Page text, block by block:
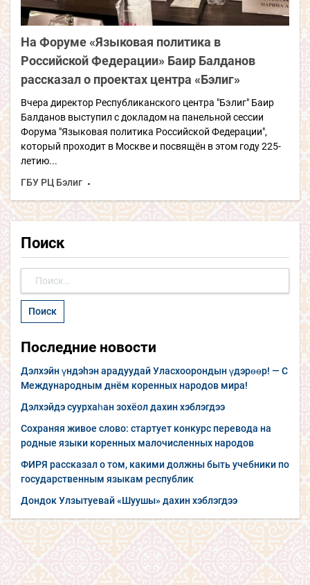
На Форуме «Языковая политика в
Российской Федерации» Баир Балданов
рассказал о проектах центра «Бэлиг»
Вчера директор Республиканского центра "Бэлиг" Баир
Балданов выступил с докладом на панельной сессии
Форума "Языковая политика Российской Федерации",
который проходит в Москве и посвящён в этом году 225-
летию...
ГБУ РЦ Бэлиг
Поиск
Последние новости
Дэлхэйн үндэhэн арадуудай Уласхоорондын үдэрөөр! — С
Международным днём коренных народов мира!
Дэлхэйдэ суурхаһан зохёол дахин хэблэгдээ
Сохраняя живое слово: стартует конкурс перевода на
родные языки коренных малочисленных народов
ФИРЯ рассказал о том, какими должны быть учебники по
государственным языкам республик
Дондок Улзытуевай «Шуушы» дахин хэблэгдээ